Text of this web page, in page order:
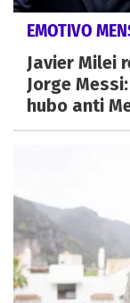
EMOTIVO
Javier Milei
Jorge
hubo anti